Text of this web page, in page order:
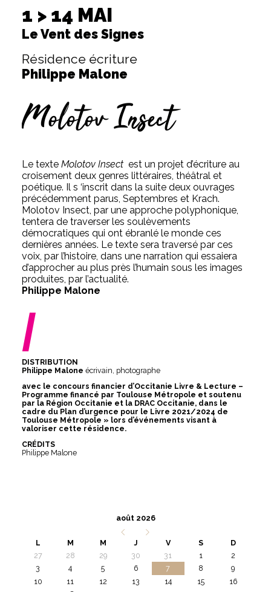
1 > 14 MAI
Le Vent des Signes
Résidence écriture
Philippe Malone
Molotov Insect
Le texte Molotov Insectest un projet d’écriture au
croisement deux genres littéraires, théâtral et
poétique. Il s ‘inscrit dans la suite deux ouvrages
précédemment parus, Septembres et Krach.
Molotov Insect, par une approche polyphonique,
tentera de traverser les soulèvements
démocratiques qui ont ébranlé le monde ces
dernières années. Le texte sera traversé par ces
voix, par l’histoire, dans une narration qui essaiera
d’approcher au plus près l’humain sous les images
produites, par l’actualité.
Philippe Malone
/
DISTRIBUTION
Philippe Malone écrivain, photographe
avec le concours financier d’Occitanie Livre & Lecture –
Programme financé par Toulouse Métropole et soutenu
par la Région Occitanie et la DRAC Occitanie, dans le
cadre du Plan d’urgence pour le Livre 2021/2024 de
Toulouse Métropole » lors d’événements visant à
valoriser cette résidence.
CRÉDITS
Philippe Malone
août 2026
L M M J V S
D
27
28 29 30 31 1
2
3
4 5 6 7 8
9
10
11 12 13 14 15
16